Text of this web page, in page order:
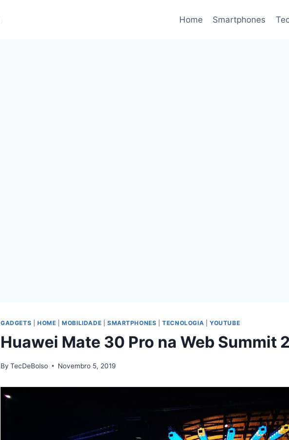
Home Smartphones
GADGETS HOME |MOBILIDADE SMARTPHONES |TECNOLOGIA YOUTUBE
Huawei Mate 30 Pro na Web Summit
By TecDeBolso Novembro 5, 2019